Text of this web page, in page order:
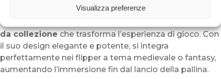
Visualizza preferenze
resistenza nel tempo.
Non è solo un accessorio estetico, ma un vero
da collezioneche trasforma l’esperienza di gioco. Con
il suo design elegante e potente, si integra
perfettamente nei flipper a tema medievale o fantasy,
aumentando l’immersione fin dal lancio della pallina.